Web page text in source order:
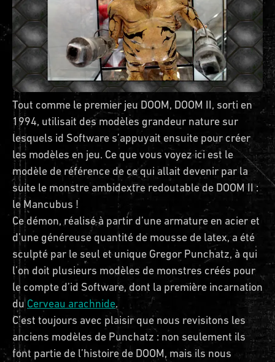
Tout comme le premier jeu DOOM, DOOM II, sorti en
1994, utilisait des modèles grandeur nature sur
lesquels id Software s’appuyait ensuite pour créer
les modèles en jeu. Ce que vous voyez ici est le
modèle de référence de ce qui allait devenir par la
suite le monstre ambidextre redoutable de DOOM II :
le Mancubus !
Ce démon, réalisé à partir d’une armature en acier et
d’une généreuse quantité de mousse de latex, a été
sculpté par le seul et unique Gregor Punchatz, à qui
l’on doit plusieurs modèles de monstres créés pour
le compte d’id Software, dont la première incarnation
duCerveau arachnide.
C’est toujours avec plaisir que nous revisitons les
anciens modèles de Punchatz : non seulement ils
font partie de l’histoire de DOOM, mais ils nous